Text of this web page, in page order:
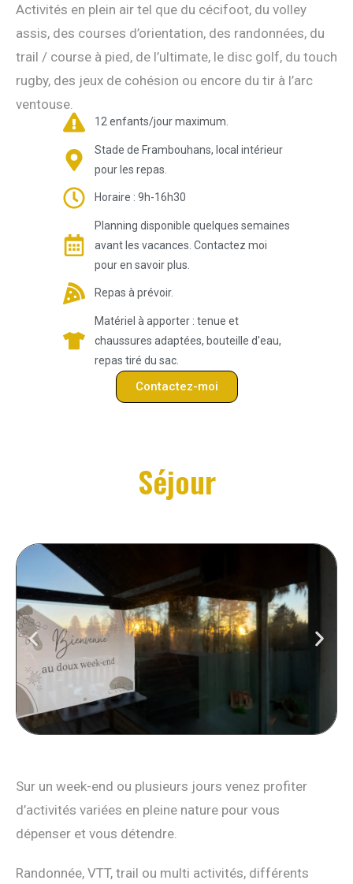
Activités en plein air tel que du cécifoot, du volley
assis, des courses d’orientation, des randonnées, du
trail / course à pied, de l’ultimate, le disc golf, du touch
rugby, des jeux de cohésion ou encore du tir à l’arc
ventouse.
12 enfants/jour maximum.
Stade de Frambouhans, local intérieur
pour les repas.
Horaire : 9h-16h30
Planning disponible quelques semaines
avant les vacances. Contactez moi
pour en savoir plus.
Repas à prévoir.
Matériel à apporter : tenue et
chaussures adaptées, bouteille d'eau,
repas tiré du sac.
Contactez-moi
Séjour
Sur un week-end ou plusieurs jours venez profiter
d’activités variées en pleine nature pour vous
dépenser et vous détendre.
Randonnée, VTT, trail ou multi activités, différents